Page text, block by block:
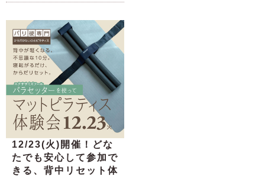
12/23(火)開催！どな
たでも安心して参加で
きる、背中リセット体